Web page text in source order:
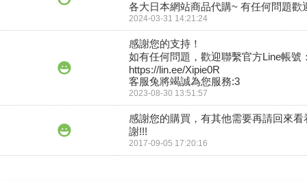
各大日本網站商品代購~ 有任何問題歡
2024-03-31 14:21:24
感謝您的支持！
如有任何問題，歡迎聯繫官方Line帳號
https://lin.ee/Xipie0R
客服兔將竭誠為您服務:3
2023-08-30 13:51:57
感謝您的購買，有其他需要再請回來看
謝!!!
2017-09-05 17:20:16